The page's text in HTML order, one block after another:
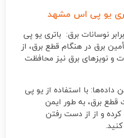
یو پی اس مشهد
نوسانات برق: باتری یو پی
برق در هنگام قطع برق، از
و نویزهای برق نیز محافظت
با استفاده از یو پی
برق، به طور ایمن
و از از دست رفتن
.